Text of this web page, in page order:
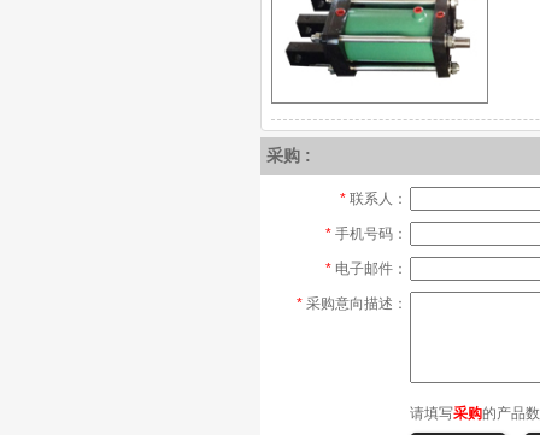
采购 :
* 联系人：
* 手机号码：
* 电子邮件：
* 采购意向描述：
请填写采购的产品